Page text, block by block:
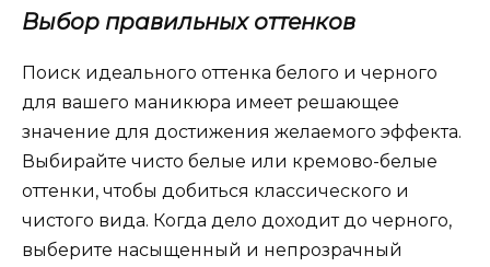
Выбор правильных оттенков
Поиск идеального оттенка белого и черного
для вашего маникюра имеет решающее
значение для достижения желаемого эффекта.
Выбирайте чисто белые или кремово-белые
оттенки, чтобы добиться классического и
чистого вида. Когда дело доходит до черного,
выберите насыщенный и непрозрачный